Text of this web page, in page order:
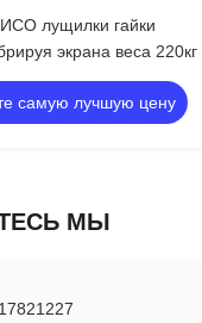
ИСО лущилки гайки
экрана веса 220кг
самую лучшую цену
МЫ